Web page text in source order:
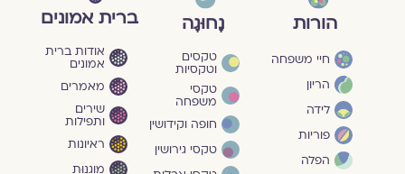
הורות
חיי משפחה
הריון
לידה
פוריות
הפלה
נָחוּגָה
טקסים
וטקסיות
טקסי
משפחה
חופה וקידושין
טקסי גירושין
ברית אמונים
אודות ברית
אמונים
מאמרים
שירים
ותפילות
ראיונות
מוגנוּת